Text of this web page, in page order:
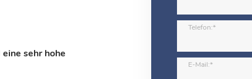
Telefon:*
E-Mail:*
sehr hohe